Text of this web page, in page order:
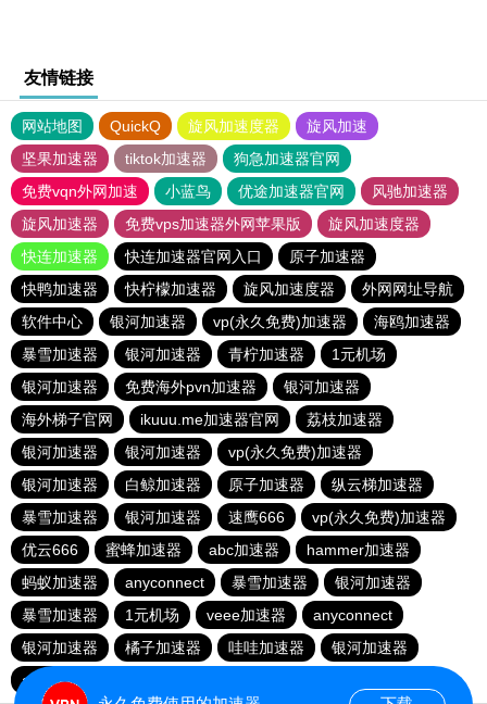
友情链接
网站地图 QuickQ 旋风加速度器
旋风加速
坚果加速器
tiktok加速器
狗急加速器官网
免费vqn外网加速
小蓝鸟 优途加速器官网
风驰加速器
旋风加速器
免费vps加速器外网苹果版
旋风加速度器
快连加速器
快连加速器官网入口
原子加速器
快鸭加速器
快柠檬加速器 旋风加速度器
外网网址导航
软件中心
银河加速器 vp(永久免费)加速器
海鸥加速器
暴雪加速器
银河加速器 青柠加速器
1元机场
银河加速器
免费海外pvn加速器
银河加速器
海外梯子官网
ikuuu.me加速器官网
荔枝加速器
银河加速器
银河加速器
vp(永久免费)加速器
银河加速器
白鲸加速器 原子加速器
纵云梯加速器
暴雪加速器
银河加速器 速鹰666
vp(永久免费)加速器
优云666
蜜蜂加速器 abc加速器
hammer加速器
蚂蚁加速器
anyconnect 暴雪加速器
银河加速器
暴雪加速器
1元机场 veee加速器
anyconnect
银河加速器
橘子加速器 哇哇加速器
银河加速器
anyconnect